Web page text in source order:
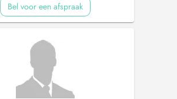
Bel voor een afspraak